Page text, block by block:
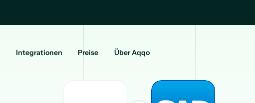
Integrationen Preise Über Aqqo